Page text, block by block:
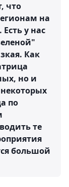
что
на
у нас
Как
но и
по
те
большой